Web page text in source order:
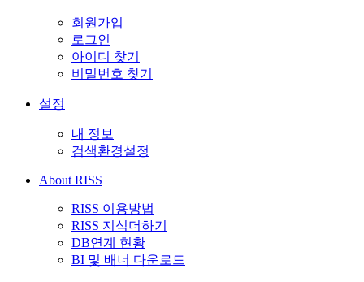
회원가입
로그인
아이디 찾기
비밀번호 찾기
설정
내 정보
검색환경설정
About RISS
RISS 이용방법
RISS 지식더하기
DB연계 현황
BI 및 배너 다운로드